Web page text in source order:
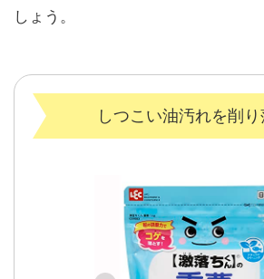
しょう。
しつこい油汚れを削